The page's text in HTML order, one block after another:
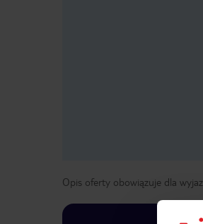
Opis oferty obowiązuje dla